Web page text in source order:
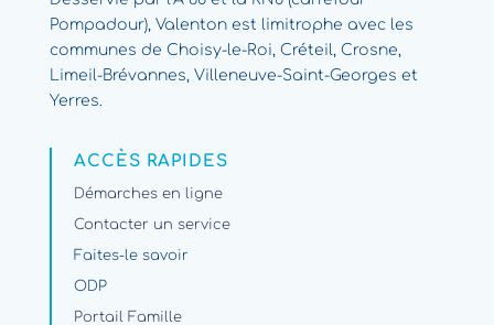
Pompadour), Valenton est limitrophe avec les
communes de Choisy-le-Roi, Créteil, Crosne,
Limeil-Brévannes, Villeneuve-Saint-Georges et
Yerres.
ACCÈS RAPIDES
Démarches en ligne
Contacter un service
Faites-le savoir
ODP
Portail Famille